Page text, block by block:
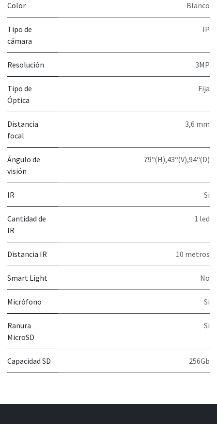
Color Blanco
Tipo de
cámara
IP
Resolución 3MP
Tipo de
Óptica
Fija
Distancia
focal
3,6 mm
Ángulo de
visión
79º(H),43º(V),94º(D)
IR Si
Cantidad de
IR
1 led
Distancia IR 10 metros
Smart Light No
Micrófono Si
Ranura
MicroSD
Si
Capacidad SD 256Gb